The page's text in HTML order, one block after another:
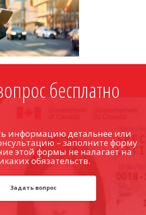
бесплатно
информацию детальнее или
– заполните форму
этой формы не налагает на
обязательств.
Задать вопрос